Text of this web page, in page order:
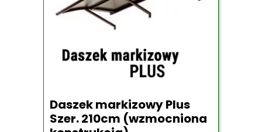
Daszek markizowy Plus
Szer. 210cm (wzmocniona